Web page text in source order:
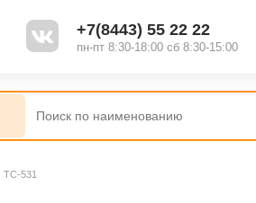
+7(8443) 55 22 22
пн-пт 8:30-18:00 сб 8:30-15:00
ТС-531